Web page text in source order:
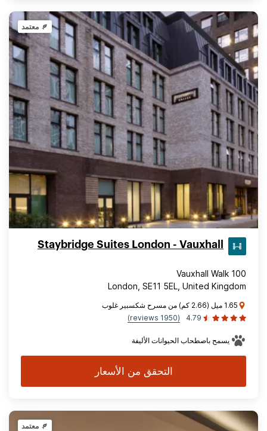
معتمد
Staybridge Suites London - Vauxhall
100 Vauxhall Walk
London, SE11 5EL, United Kingdom
1.65 ميل (2.66 كم) من مسرح شكسبير غلوب
4.79
(1950 reviews)
يسمح باصطحاب الحيوانات الأليفة
التحقق من الأسعار
معتمد